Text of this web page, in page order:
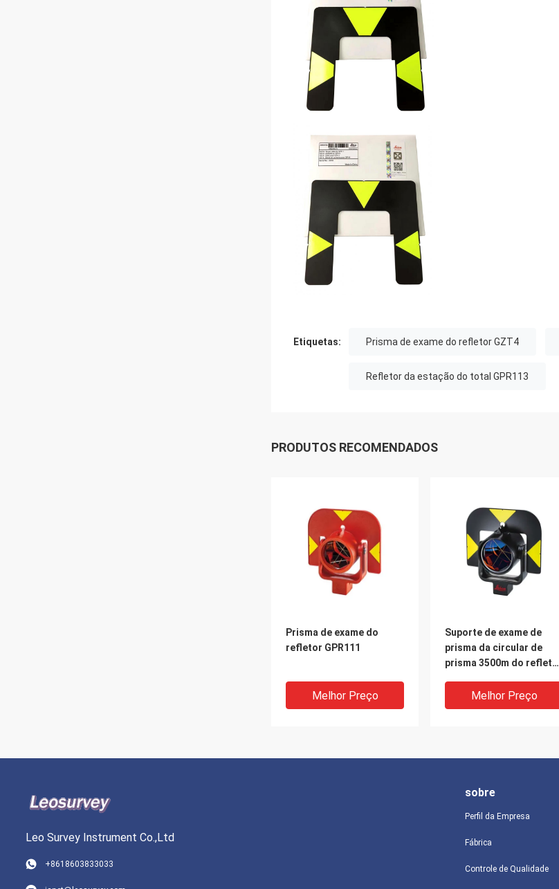
Etiquetas: Prisma de exame do refletor GZT4
Refletor da estação do total GPR113
PRODUTOS RECOMENDADOS
Prisma de exame do
refletor GPR111
Melhor Preço
Suporte de exame de
prisma da circular de
prisma 3500m do refletor
Melhor Preço
Leo Survey Instrument Co.,Ltd
+8618603833033
sobre
Perfil da Empresa
Fábrica
Controle de Qualidade